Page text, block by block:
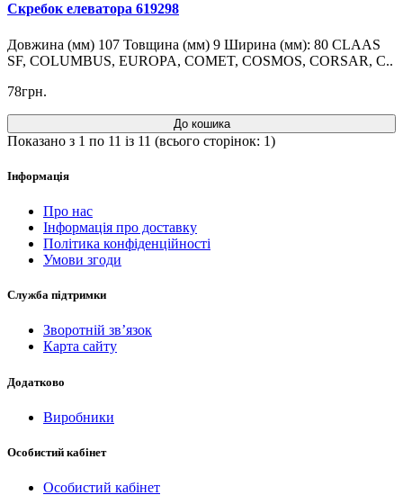
Скребок елеватора 619298
Довжина (мм) 107 Товщина (мм) 9 Ширина (мм): 80 CLAAS
SF, COLUMBUS, EUROPA, COMET, COSMOS, CORSAR, C..
78грн.
До кошика
Показано з 1 по 11 із 11 (всього сторінок: 1)
Інформація
Про нас
Інформація про доставку
Політика конфіденційності
Умови згоди
Служба підтримки
Зворотній зв’язок
Карта сайту
Додатково
Виробники
Особистий кабінет
Особистий кабінет